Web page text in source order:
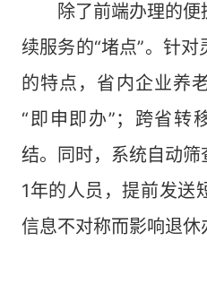
除了前端办理的便
续服务的“堵点”。针
的特点，省内企业养
“即申即办”；跨省转
结。同时，系统自动
1年的人员，提前发送
信息不对称而影响退休